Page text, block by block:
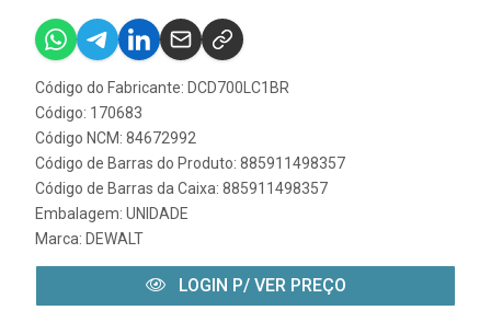
Código do Fabricante: DCD700LC1BR
Código: 170683
Código NCM: 84672992
Código de Barras do Produto: 885911498357
Código de Barras da Caixa: 885911498357
Embalagem: UNIDADE
Marca: DEWALT
LOGIN P/ VER PREÇO